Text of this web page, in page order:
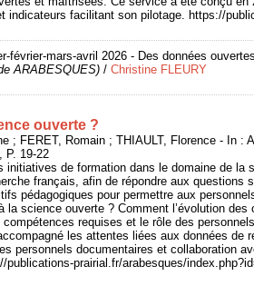
indicateurs facilitant son pilotage. https://
février-mars-avril 2026 - Des données
ARABESQUES) / Christine FLEURY
ouverte ?
; FERET, Romain ; THIAULT, Florence - In :
P. 19-22
initiatives de formation dans le domaine de
français, afin de répondre aux
pédagogiques pour permettre aux
la science ouverte ? Comment l’évolution
requises et le rôle des
les attentes liées aux données de
personnels documentaires et collaboration
publications-prairial.fr/arabesques/